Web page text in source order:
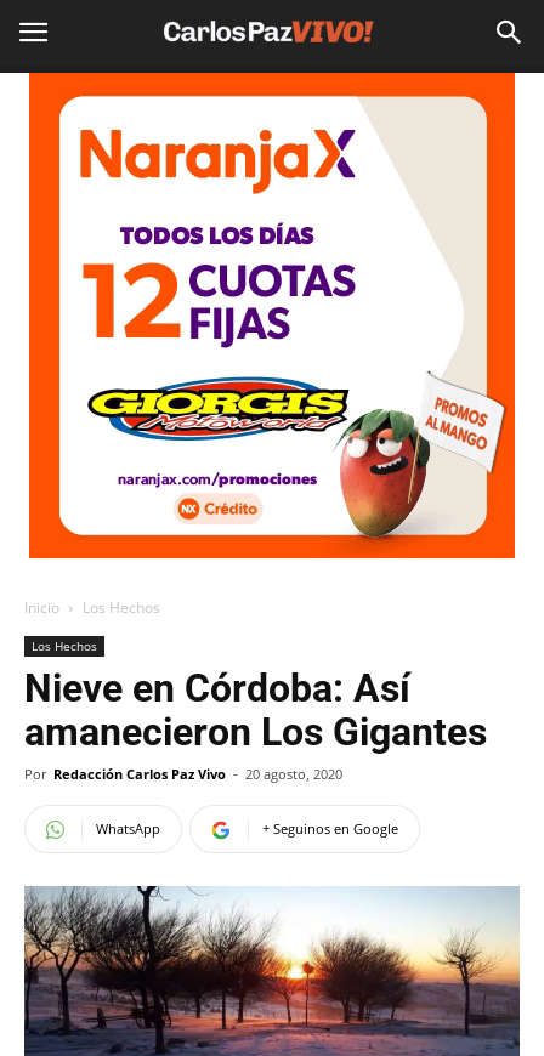
Inicio Los Hechos
Los Hechos
Nieve en Córdoba: Así
amanecieron Los Gigantes
Por Redacción Carlos Paz Vivo - 20 agosto, 2020
WhatsApp + Seguinos en Google